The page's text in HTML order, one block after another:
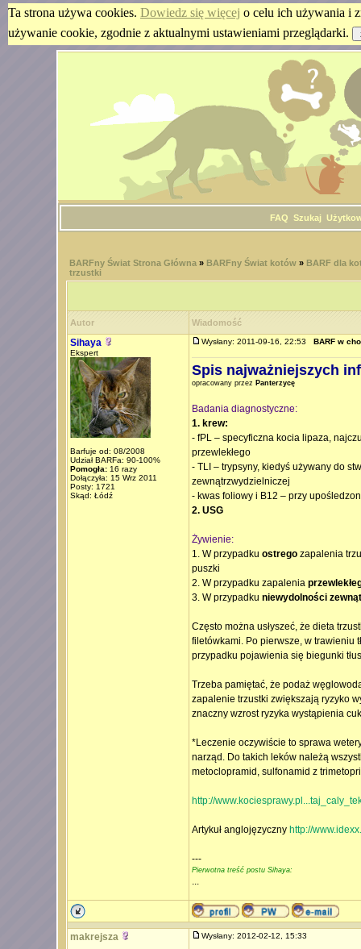
Ta strona używa cookies. Dowiedz się więcej o celu ich używania i
używanie cookie, zgodnie z aktualnymi ustawieniami przeglądarki.
FAQ Szukaj
BARFny Świat Strona Główna» BARFny Świat kotów» BARF dla
trzustki
Autor Wiadomość
Sihaya
Ekspert
Barfuje od: 08/2008
Udział BARFa: 90-100%
Pomogła:16 razy
Dołączyła: 15 Wrz 2011
Posty: 1721
Skąd: Łódź
Wysłany: 2011-09-16, 22:53 BARF w
Spis najważniejszych
opracowany przez Panterzycę
Badania diagnostyczne:
1. krew:
- fPL – specyficzna kocia lipaza,
przewlekłego
- TLI – trypsyny, kiedyś używany do
zewnątrzwydzielniczej
- kwas foliowy i B12 – przy
2. USG
Żywienie:
1. W przypadku ostregozapalenia
puszki
2. W przypadku zapalenia
3. W przypadku niewydolności
Często można usłyszeć, że dieta
filetówkami. Po pierwsze, w trawieniu
przypadku pojawienia się biegunki
Trzeba pamiętać, że podaż
zapalenie trzustki zwiększają ryzyko
znaczny wzrost ryzyka wystąpienia
*Leczenie oczywiście to sprawa
narząd. Do takich leków należą
metoclopramid, sulfonamid z
http://
Artykuł anglojęzyczny http://
---
Pierwotna treść postu Sihaya:
...
makrejsza Wysłany: 2012-02-12, 15:33